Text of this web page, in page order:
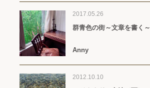
2017.05.26
群青色の街～文章を書く～
Anny
2012.10.10